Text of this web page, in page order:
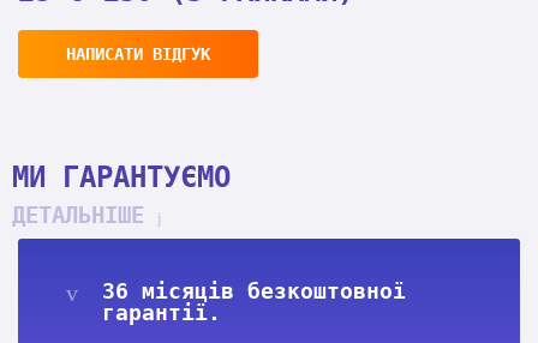
НАПИСАТИ ВІДГУК
МИ ГАРАНТУЄМО
ДЕТАЛЬНІШЕ
36 місяців безкоштовної
гарантії.